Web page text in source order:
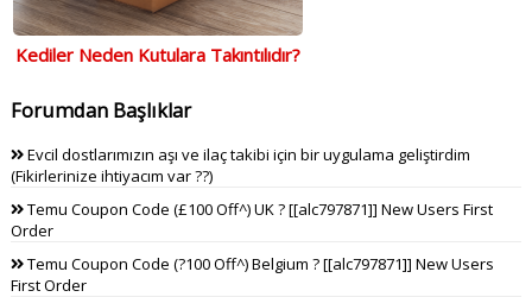
Kediler Neden Kutulara Takıntılıdır?
Forumdan Başlıklar
Evcil dostlarımızın aşı ve ilaç takibi için bir uygulama geliştirdim
(Fikirlerinize ihtiyacım var ??)
Temu Coupon Code (£100 Off^) UK ? [[alc797871]] New Users First
Order
Temu Coupon Code (?100 Off^) Belgium ? [[alc797871]] New Users
First Order